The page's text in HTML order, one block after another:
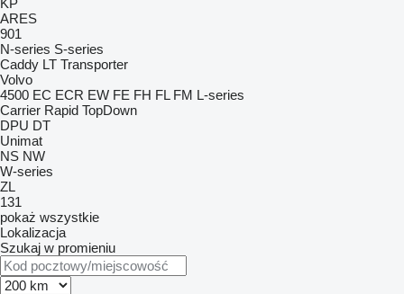
KP
ARES
901
N-series S-series
Caddy LT Transporter
Volvo
4500 EC ECR EW FE FH FL FM L-series
Carrier Rapid TopDown
DPU DT
Unimat
NS NW
W-series
ZL
131
pokaż wszystkie
Lokalizacja
Szukaj w promieniu